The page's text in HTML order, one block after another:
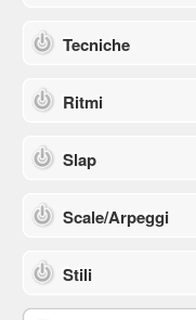
Tecniche
Ritmi
Slap
Scale/Arpeggi
Stili